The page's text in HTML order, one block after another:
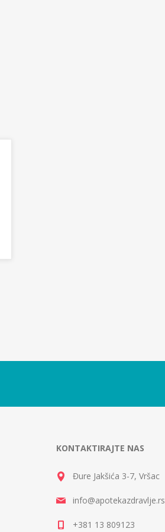
KONTAKTIRAJTE NAS
Đure Jakšića 3-7, Vršac
info@apotekazdravlje.rs
+381 13 809123